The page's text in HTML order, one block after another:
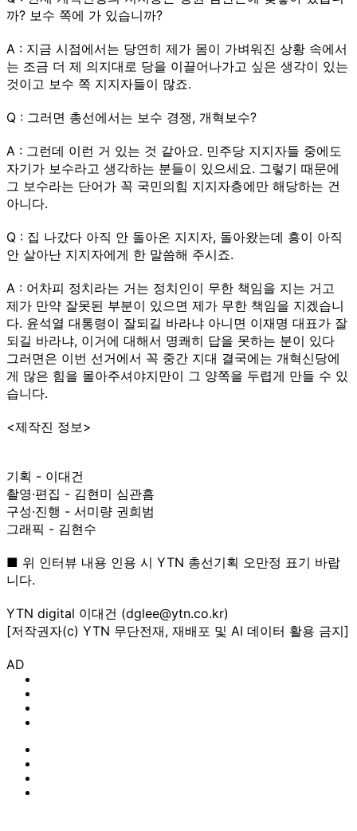
까? 보수 쪽에 가 있습니까?
A : 지금 시점에서는 당연히 제가 몸이 가벼워진 상황 속에서
는 조금 더 제 의지대로 당을 이끌어나가고 싶은 생각이 있는
것이고 보수 쪽 지지자들이 많죠.
Q : 그러면 총선에서는 보수 경쟁, 개혁보수?
A : 그런데 이런 거 있는 것 같아요. 민주당 지지자들 중에도
자기가 보수라고 생각하는 분들이 있으세요. 그렇기 때문에
그 보수라는 단어가 꼭 국민의힘 지지자층에만 해당하는 건
아니다.
Q : 집 나갔다 아직 안 돌아온 지지자, 돌아왔는데 흥이 아직
안 살아난 지지자에게 한 말씀해 주시죠.
A : 어차피 정치라는 거는 정치인이 무한 책임을 지는 거고
제가 만약 잘못된 부분이 있으면 제가 무한 책임을 지겠습니
다. 윤석열 대통령이 잘되길 바라냐 아니면 이재명 대표가 잘
되길 바라냐, 이거에 대해서 명쾌히 답을 못하는 분이 있다
그러면은 이번 선거에서 꼭 중간 지대 결국에는 개혁신당에
게 많은 힘을 몰아주셔야지만이 그 양쪽을 두렵게 만들 수 있
습니다.
<제작진 정보>
기획 - 이대건
촬영·편집 - 김현미 심관흠
구성·진행 - 서미량 권희범
그래픽 - 김현수
■ 위 인터뷰 내용 인용 시 YTN 총선기획 오만정 표기 바랍
니다.
YTN digital 이대건 (dglee@ytn.co.kr)
[저작권자(c) YTN 무단전재, 재배포 및 AI 데이터 활용 금지]
AD